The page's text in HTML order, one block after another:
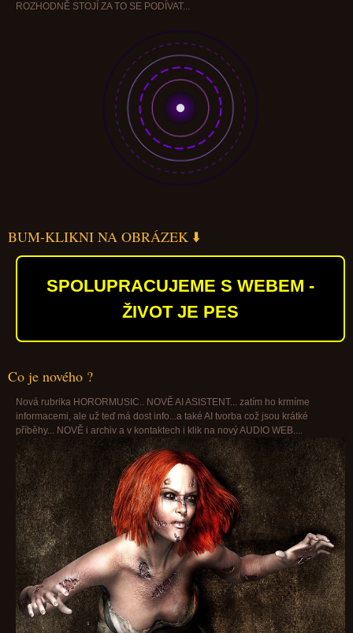
ROZHODNĚ STOJÍ ZA TO SE PODÍVAT...
BUM-KLIKNI NA OBRÁZEK ⬇️
SPOLUPRACUJEME S WEBEM -
ŽIVOT JE PES
Co je nového ?
Nová rubrika HORORMUSIC.. NOVĚ AI ASISTENT... zatím ho krmíme
informacemi, ale už teď má dost info...a také AI tvorba což jsou krátké
příběhy... NOVĚ i archiv a v kontaktech i klik na nový AUDIO WEB....